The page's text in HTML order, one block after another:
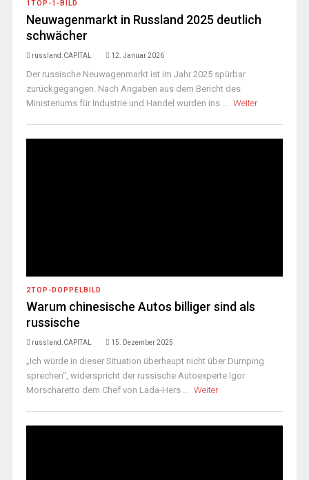
1TOP-1-BILD
Neuwagenmarkt in Russland 2025 deutlich
schwächer
russland.CAPITAL 12. Januar 2026
Der russische Neuwagenmarkt ist im Jahr 2025 spürbar
zurückgegangen. Nach Angaben aus dem Bericht des
Ministeriums für Industrie und Handel wurden ins ... Weiter
2TOP-DOPPELBILD
Warum chinesische Autos billiger sind als
russische
russland.CAPITAL 15. Dezember 2025
„Ich würde in dieser Situation überhaupt nicht über Dumping
sprechen“, widerspricht der russische Autoexperte Igor
Morscharetto dem Chef von Lada-Hers ... Weiter